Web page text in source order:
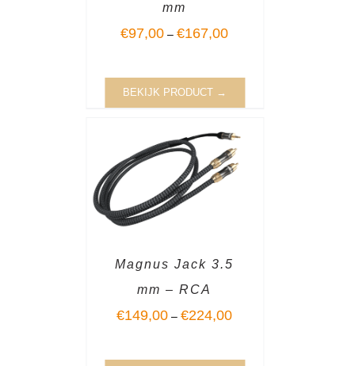
mm
€97,00 –€167,00
BEKIJK PRODUCT →
Magnus Jack 3.5
mm – RCA
€149,00 –€224,00